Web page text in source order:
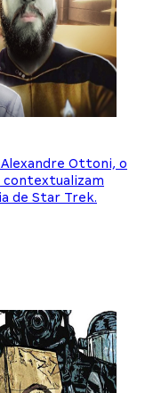
Ottoni, o
contextualizam
de Star Trek.